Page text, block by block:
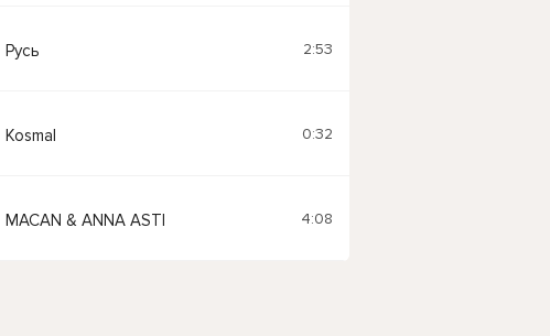
Русь 2:53
Kosmal 0:32
MACAN & ANNA ASTI 4:08